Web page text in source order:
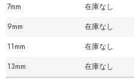
7mm 在庫なし
9mm
在庫なし
11mm
在庫なし
13mm
在庫なし